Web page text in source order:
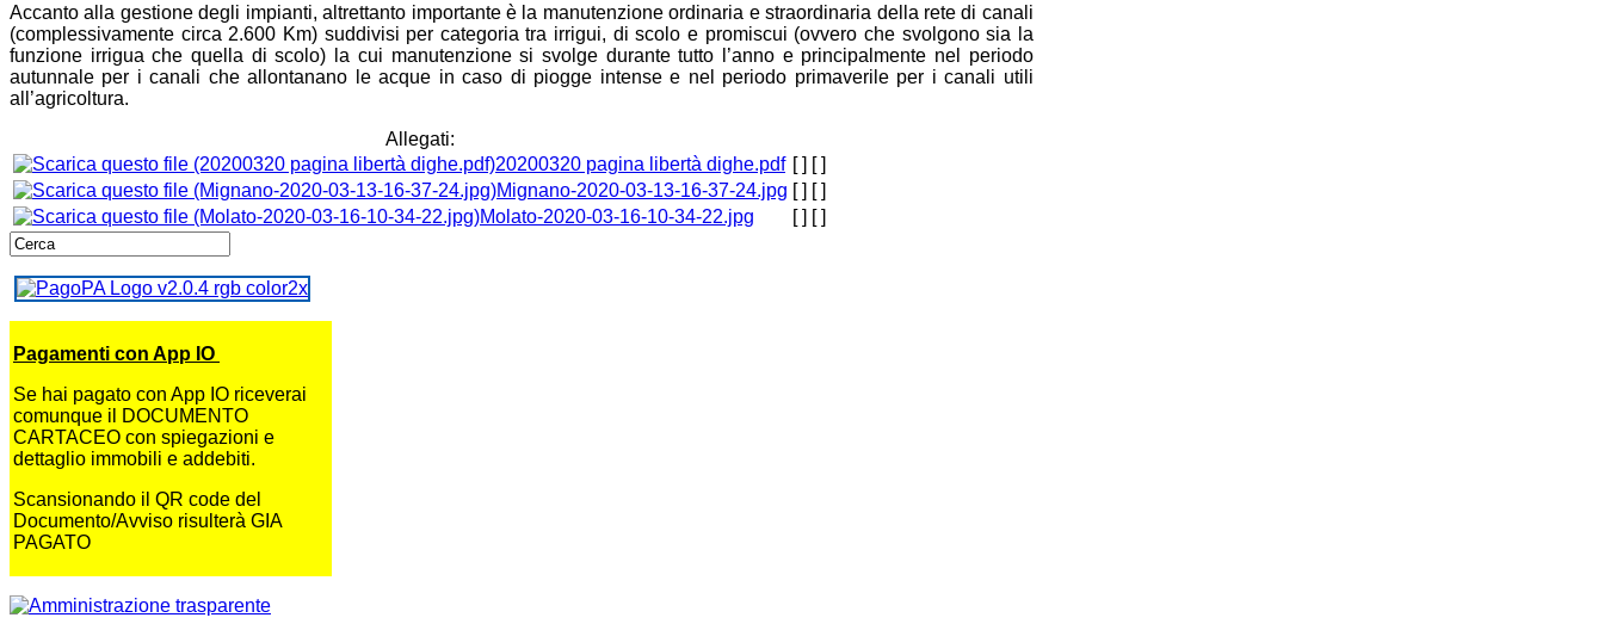
Accanto alla gestione degli impianti, altrettanto importante è la manutenzione ordinaria e straordinaria della rete di canali
(complessivamente circa 2.600 Km) suddivisi per categoria tra irrigui, di scolo e promiscui (ovvero che svolgono sia la
funzione irrigua che quella di scolo) la cui manutenzione si svolge durante tutto l’anno e principalmente nel periodo
autunnale per i canali che allontanano le acque in caso di piogge intense e nel periodo primaverile per i canali utili
all’agricoltura.
Allegati:
20200320 pagina libertà dighe.pdf [ ] [ ]
Mignano-2020-03-13-16-37-24.jpg [ ] [ ]
Molato-2020-03-16-10-34-22.jpg
[ ] [ ]
Pagamenti con App IO
Se hai pagato con App IO riceverai
comunque il DOCUMENTO
CARTACEO con spiegazioni e
dettaglio immobili e addebiti.
Scansionando il QR code del
Documento/Avviso risulterà GIA
PAGATO